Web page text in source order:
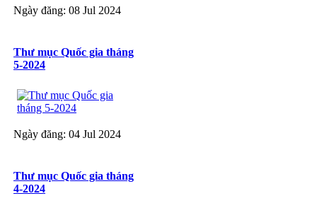
Ngày đăng: 08 Jul 2024
Thư mục Quốc gia tháng
5-2024
Ngày đăng: 04 Jul 2024
Thư mục Quốc gia tháng
4-2024